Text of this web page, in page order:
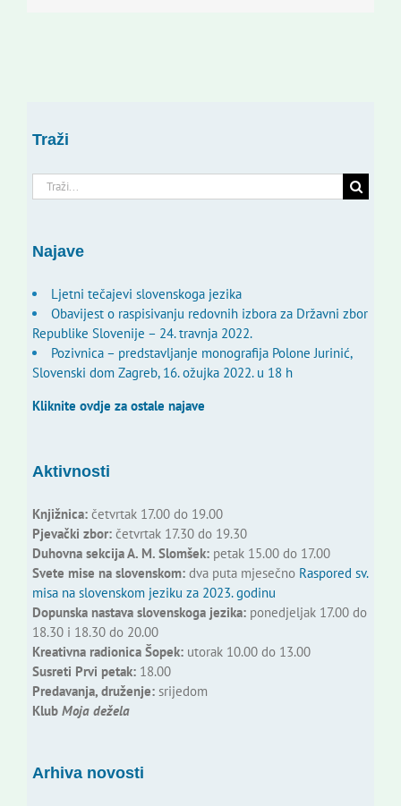
Traži
Traži...
Najave
Ljetni tečajevi slovenskoga jezika
Obavijest o raspisivanju redovnih izbora za Državni zbor
Republike Slovenije – 24. travnja 2022.
Pozivnica – predstavljanje monografija Polone Jurinić,
Slovenski dom Zagreb, 16. ožujka 2022. u 18 h
Kliknite ovdje za ostale najave
Aktivnosti
Knjižnica:četvrtak 17.00 do 19.00
Pjevački zbor:četvrtak 17.30 do 19.30
Duhovna sekcija A. M. Slomšek:petak 15.00 do 17.00
Svete mise na slovenskom:dva puta mjesečno Raspored sv.
misa na slovenskom jeziku za 2023. godinu
Dopunska nastava slovenskoga jezika:ponedjeljak 17.00 do
18.30 i 18.30 do 20.00
Kreativna radionica Šopek:utorak 10.00 do 13.00
Susreti Prvi petak:18.00
Predavanja, druženje:srijedom
Klub Moja dežela
Arhiva novosti